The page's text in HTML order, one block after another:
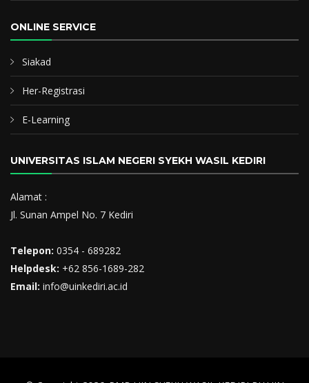
ONLINE SERVICE
Siakad
Her-Registrasi
E-Learning
UNIVERSITAS ISLAM NEGERI SYEKH WASIL KEDIRI
Alamat :
Jl. Sunan Ampel No. 7 Kediri
Telepon: 0354 - 689282
Helpdesk: +62 856-1689-282
Email: info@uinkediri.ac.id